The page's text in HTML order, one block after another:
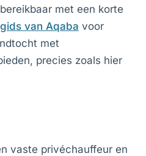
met een korte
van Aqaba voor
met
precies zoals hier
vaste privéchauffeur en